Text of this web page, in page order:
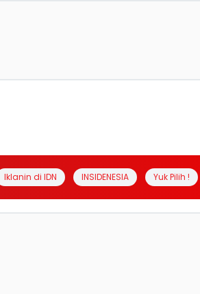
Iklanin di IDN INSIDENESIA Yuk Pilih !